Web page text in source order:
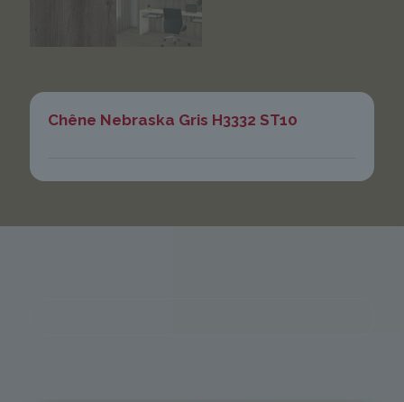
Chêne Nebraska Gris H3332 ST10